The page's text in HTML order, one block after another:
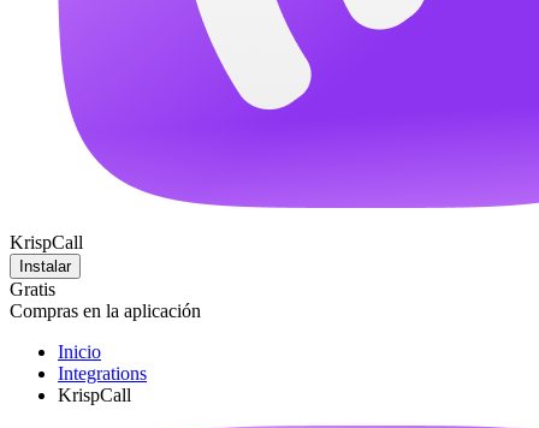
KrispCall
Instalar
Gratis
Compras en la aplicación
Inicio
Integrations
KrispCall